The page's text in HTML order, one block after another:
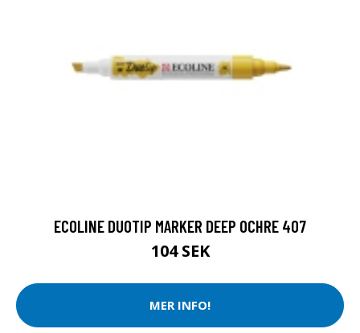
ECOLINE DUOTIP MARKER DEEP OCHRE 407
104 SEK
MER INFO!